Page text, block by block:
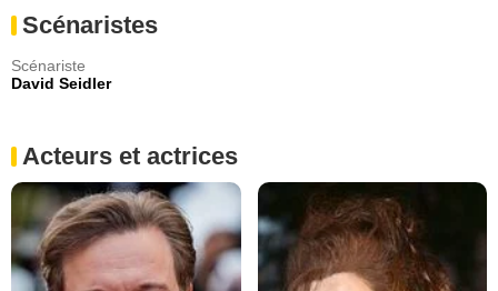
Scénaristes
Scénariste
David Seidler
Acteurs et actrices